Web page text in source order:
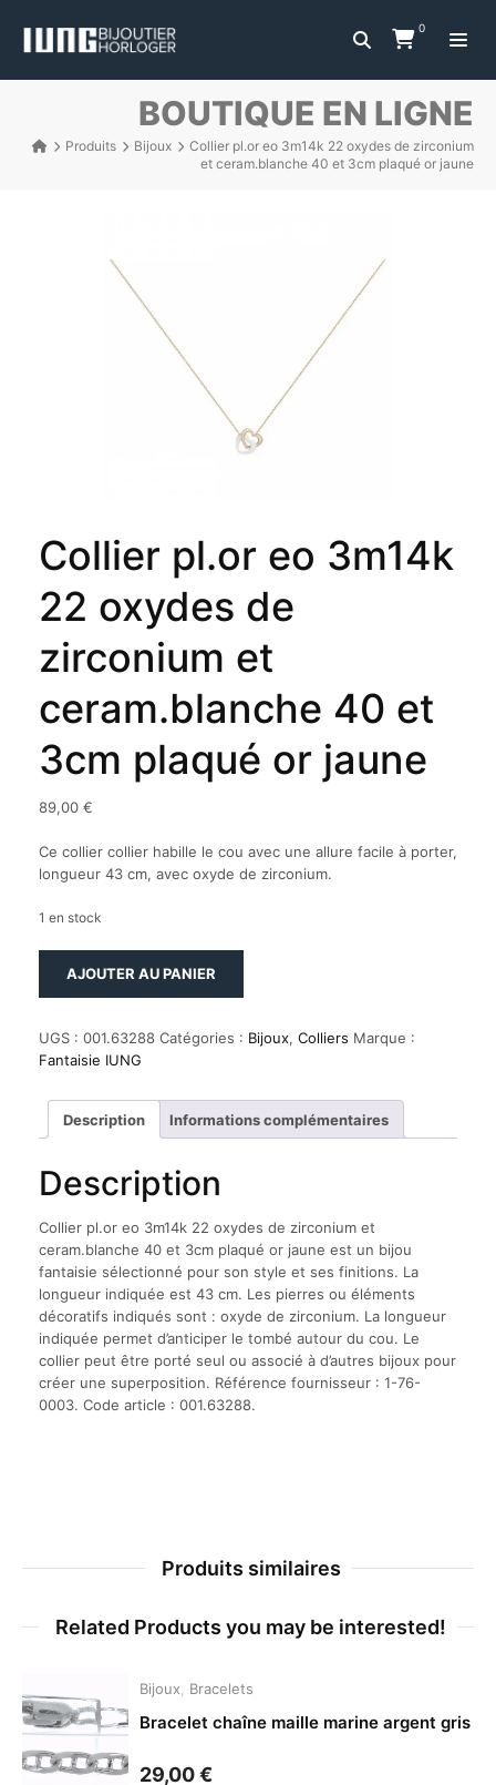
0
BOUTIQUE EN LIGNE
Produits Bijoux
Collier pl.or eo 3m14k 22 oxydes de zirconium
et ceram.blanche 40 et 3cm plaqué or jaune
Collier pl.or eo 3m14k
22 oxydes de
zirconium et
ceram.blanche 40 et
3cm plaqué or jaune
89,00 €
Ce collier collier habille le cou avec une allure facile à porter,
longueur 43 cm, avec oxyde de zirconium.
1 en stock
eo
3m14k
oxydes
de
ceram.blanche
40
et
3cm
plaqué
or
jaune
AJOUTER AU PANIER
UGS : 001.63288 Catégories : Bijoux, Colliers Marque :
Fantaisie IUNG
Description Informations complémentaires
Description
Collier pl.or eo 3m14k 22 oxydes de zirconium et
ceram.blanche 40 et 3cm plaqué or jaune est un bijou
fantaisie sélectionné pour son style et ses finitions. La
longueur indiquée est 43 cm. Les pierres ou éléments
décoratifs indiqués sont : oxyde de zirconium. La longueur
indiquée permet d’anticiper le tombé autour du cou. Le
collier peut être porté seul ou associé à d’autres bijoux pour
créer une superposition. Référence fournisseur : 1-76-
0003. Code article : 001.63288.
Produits similaires
Related Products you may be interested!
Bijoux Bracelets
Bracelet chaîne maille marine argent gris
29,00€